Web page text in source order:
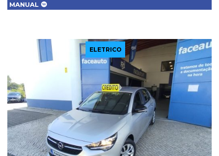
MANUAL
ELETRICO